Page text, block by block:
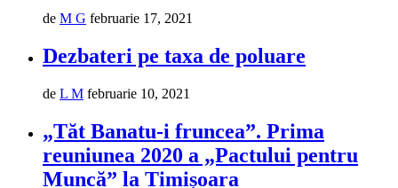
de M G februarie 17, 2021
Dezbateri pe taxa de poluare
de L M februarie 10, 2021
„Tăt Banatu-i fruncea”. Prima
reuniunea 2020 a „Pactului pentru
Muncă” la Timișoara